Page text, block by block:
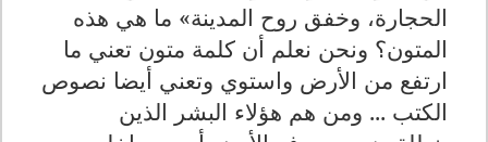
الحجارة، وخفق روح المدينة» ما هي هذه
المتون؟ ونحن نعلم أن كلمة متون تعني ما
ارتفع من الأرض واستوي وتعني أيضا نصوص
الكتب ... ومن هم هؤلاء البشر الذين